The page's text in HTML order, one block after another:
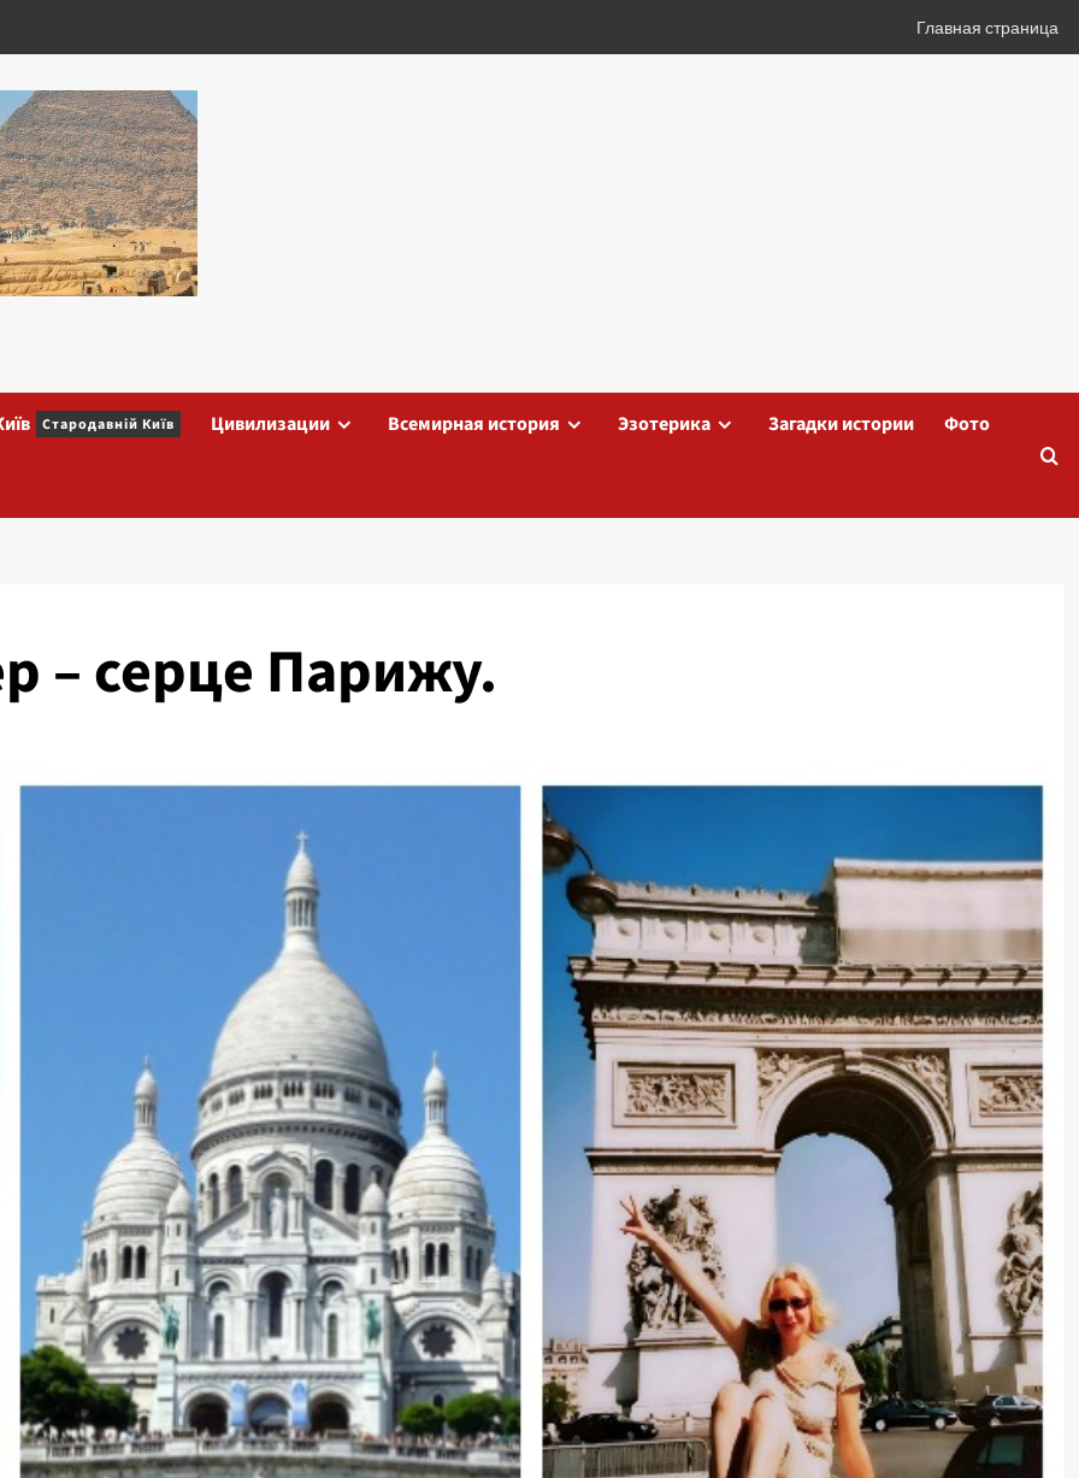
Главная страница
Стародавній Київ Цивилизации Всемирная история Эзотерика Загадки истории Фото
– серце Парижу.